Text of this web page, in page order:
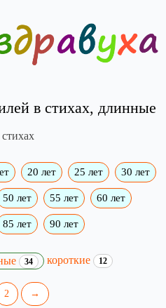
в стихах, длинные
20 лет 25 лет 30 лет
50 лет 55 лет 60 лет
85 лет 90 лет
34 короткие 12
2 →